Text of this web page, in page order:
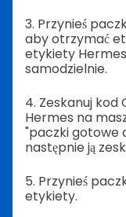
3. Przynieś
aby otrzymać
etykiety
samodzielnie.
4. Zeskanuj kod
Hermes na
"paczki gotowe
następnie ją
5. Przynieś
etykiety.